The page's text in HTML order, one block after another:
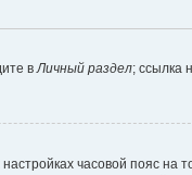
вЛичный раздел; ссылка
часовой пояс на